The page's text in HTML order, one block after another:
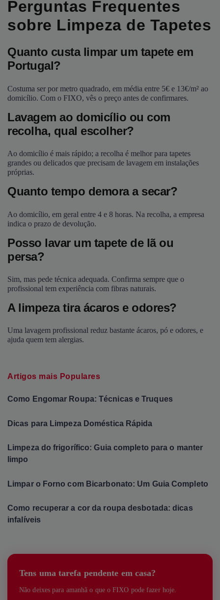
Perguntas Frequentes
sobre Limpeza de Tapetes
Quanto custa limpar um tapete em
Portugal?
Costuma ser por metro quadrado, em média entre 5€ e 13€/m² ao
domicílio. Com o FIXO, vês o preço antes de confirmares.
Lavagem ao domicílio ou com
recolha, qual escolher?
Ao domicílio é mais rápido; a recolha é melhor para tapetes
grandes ou delicados que precisam de lavagem em instalações
próprias.
Quanto tempo demora a secar?
Ao domicílio, em geral entre 4 e 8 horas. Na recolha, a empresa
indica o prazo de devolução.
Posso lavar um tapete de lã ou
persa?
Sim, mas pede técnica adequada. Confirma sempre que o
profissional tem experiência com fibras naturais.
A limpeza tira ácaros e odores?
Uma lavagem profissional reduz bastante ácaros, pó e odores, e
ajuda quem tem alergias.
Artigos mais Populares
Como Engomar Roupa: Técnicas e Truques
Dicas para Limpeza Doméstica Rápida
Limpeza do frigorífico: Guia completo para o manter
limpo
Limpar o Forno com Bicarbonato: Um Guia Completo
Como recuperar a cor da roupa desbotada: dicas
infalíveis
Tens uma tarefa pendente em casa?
Não deixes para amanhã o que o FIXO pode fazer hoje.